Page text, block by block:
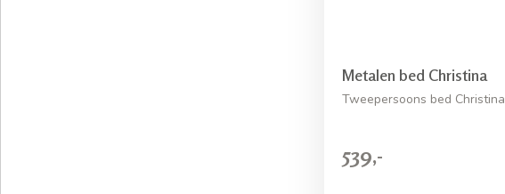
Metalen bed Christina
Tweepersoons bed Christina
539,-